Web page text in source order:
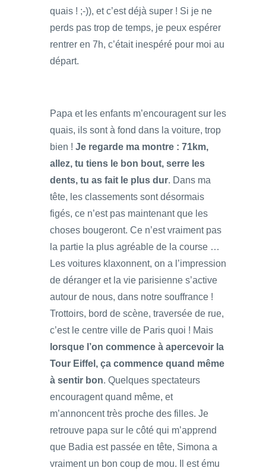
quais ! ;-)), et c’est déjà super ! Si je ne
perds pas trop de temps, je peux espérer
rentrer en 7h, c’était inespéré pour moi au
départ.
Papa et les enfants m’encouragent sur les
quais, ils sont à fond dans la voiture, trop
bien ! Je regarde ma montre : 71km,
allez, tu tiens le bon bout, serre les
dents, tu as fait le plus dur. Dans ma
tête, les classements sont désormais
figés, ce n’est pas maintenant que les
choses bougeront. Ce n’est vraiment pas
la partie la plus agréable de la course …
Les voitures klaxonnent, on a l’impression
de déranger et la vie parisienne s’active
autour de nous, dans notre souffrance !
Trottoirs, bord de scène, traversée de rue,
c’est le centre ville de Paris quoi ! Mais
lorsque l’on commence à apercevoir la
Tour Eiffel, ça commence quand même
à sentir bon. Quelques spectateurs
encouragent quand même, et
m’annoncent très proche des filles. Je
retrouve papa sur le côté qui m’apprend
que Badia est passée en tête, Simona a
vraiment un bon coup de mou. Il est ému